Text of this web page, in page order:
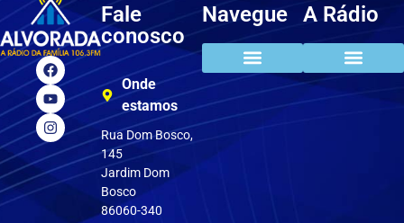
Fale
conosco
Onde
estamos
Rua Dom Bosco,
145
Jardim Dom
Bosco
86060-340
Navegue A Rádio